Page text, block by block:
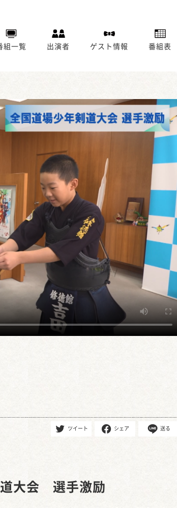
組一覧 出演者 ゲスト情報 番組表
ツイート シェア 送る
大会 選手激励